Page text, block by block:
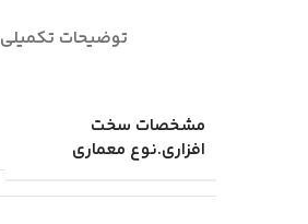
توضیحات تکمیلی
مشخصات سخت
افزاری.نوع معماری